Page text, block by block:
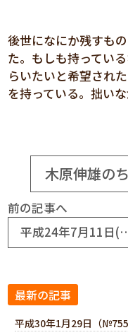
後世になにか残すも
た。もしも持ってい
らいたいと希望され
を持っている。拙い
木原伸雄の
前の記事へ
平成24年7月11日
最新の記事
平成30年1月29日（